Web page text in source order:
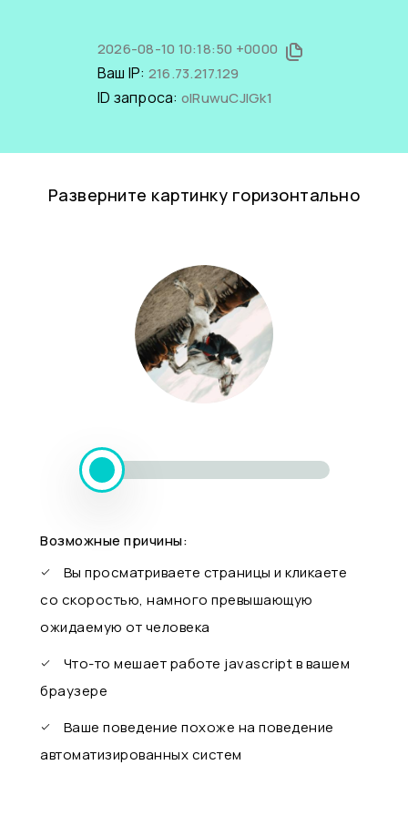
2026-08-10 10:18:50 +0000
Ваш IP: 216.73.217.129
ID запроса: oIRuwuCJlGk1
Разверните картинку горизонтально
Возможные причины:
Вы просматриваете страницы и кликаете
со скоростью, намного превышающую
ожидаемую от человека
Что-то мешает работе javascript в вашем
браузере
Ваше поведение похоже на поведение
автоматизированных систем